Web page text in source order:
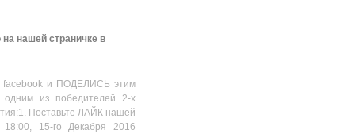
нашей страничке в
facebook и ПОДЕЛИСЬ этим
одним из победителей 2-х
Поставьте ЛАЙК нашей
15-го Декабря 2016